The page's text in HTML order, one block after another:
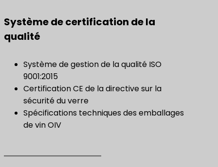
Système de certification de la
qualité
Système de gestion de la qualité ISO
9001:2015
Certification CE de la directive sur la
sécurité du verre
Spécifications techniques des emballages
de vin OIV